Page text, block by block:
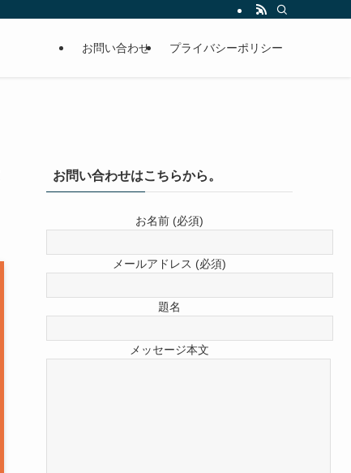
お問い合わせ プライバシーポリシー
お問い合わせはこちらから。
お名前 (必須)
メールアドレス (必須)
題名
メッセージ本文